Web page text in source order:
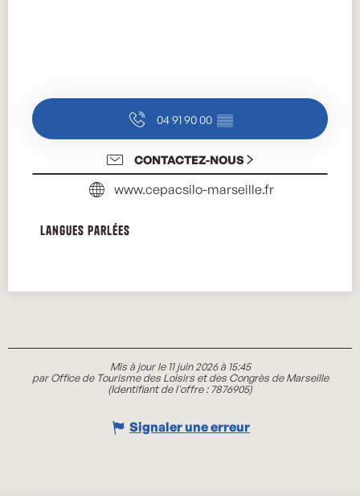
04 91 90 00 ▒▒
CONTACTEZ-NOUS
www.cepacsilo-marseille.fr
Langues parlées
Langues parlées
Mis à jour le 11 juin 2026 à 15:45
par Office de Tourisme des Loisirs et des Congrès de Marseille
(Identifiant de l'offre : 7876905)
Signaler une erreur